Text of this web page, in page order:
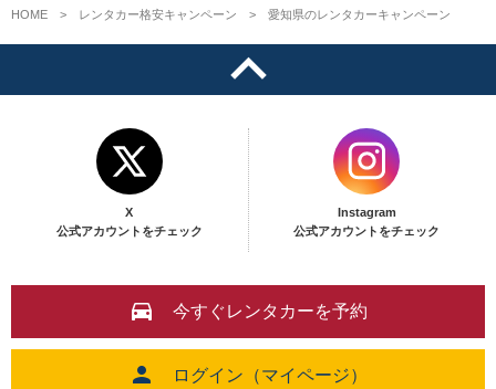
HOME レンタカー格安キャンペーン 愛知県のレンタカーキャンペーン
X
公式アカウントをチェック
Instagram
公式アカウントをチェック
今すぐレンタカーを予約
ログイン（マイページ）